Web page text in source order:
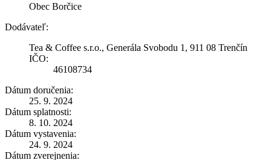
Obec Borčice
Dodávateľ:
Tea & Coffee s.r.o., Generála Svobodu 1, 911 08 Trenčín
IČO:
46108734
Dátum doručenia:
25. 9. 2024
Dátum splatnosti:
8. 10. 2024
Dátum vystavenia:
24. 9. 2024
Dátum zverejnenia: